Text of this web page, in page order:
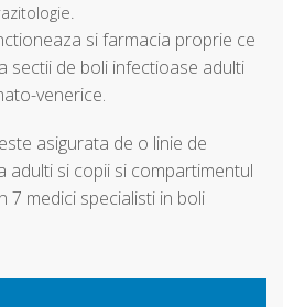
si farmacia proprie ce
sectii de boli infectioase adulti
venerice.
asigurata de o linie de
adulti si copii si compartimentul
7 medici specialisti in boli